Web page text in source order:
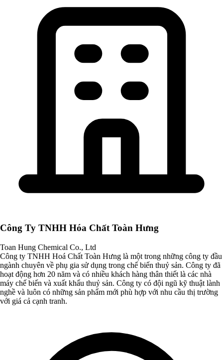
Công Ty TNHH Hóa Chất Toàn Hưng
Toan Hung Chemical Co., Ltd
Công ty TNHH Hoá Chất Toàn Hưng là một trong những công ty đầu
ngành chuyên về phụ gia sử dụng trong chế biến thuỷ sản. Công ty đã
hoạt động hơn 20 năm và có nhiều khách hàng thân thiết là các nhà
máy chế biến và xuất khẩu thuỷ sản. Công ty có đội ngũ kỹ thuật lành
nghề và luôn có những sản phẩm mới phù hợp với nhu cầu thị trường
với giá cả cạnh tranh.